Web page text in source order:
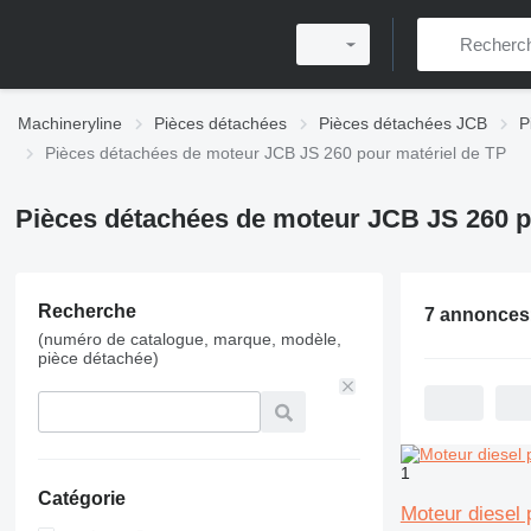
Machineryline Pièces détachées Pièces détachées JCB
Pièces détachées de moteur JCB JS 260 pour matériel de TP
Pièces détachées de moteur JCB JS 260
Recherche
(numéro de catalogue, marque, modèle,
pièce détachée)
Catégorie
7
1
Moteur diesel